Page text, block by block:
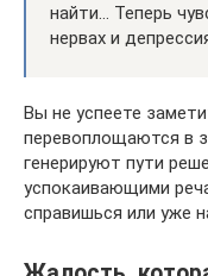
найти… Теперь
нервах и
Вы не успеете
перевоплощаются в
генерируют пути
успокаивающими
справишься или уже